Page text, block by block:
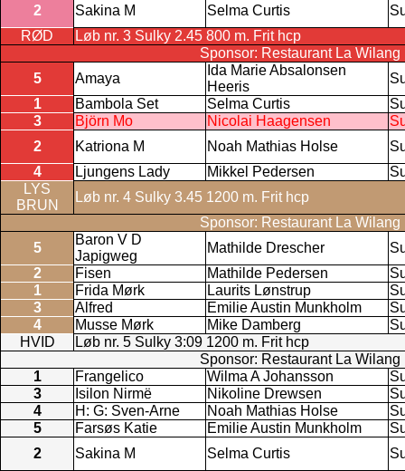
2
Sakina M Selma Curtis
RØD
Løb nr. 3 Sulky 2.45 800 m. Frit hcp
Sponsor: Restaurant La Wilang
5
Amaya
Ida Marie Absalonsen
Heeris
1
Bambola Set Selma Curtis
3
Björn Mo Nicolai Haagensen
2
Katriona M Noah Mathias Holse
4
Ljungens Lady Mikkel Pedersen
LYS
BRUN
Løb nr. 4 Sulky 3.45 1200 m. Frit hcp
Sponsor: Restaurant La Wilang
5
Baron V D
Japigweg
Mathilde Drescher
2
Fisen Mathilde Pedersen
1
Frida Mørk Laurits Lønstrup
3
Alfred Emilie Austin Munkholm
4
Musse Mørk Mike Damberg
HVID
Løb nr. 5 Sulky 3:09 1200 m. Frit hcp
Sponsor: Restaurant La Wilang
1
Frangelico Wilma A Johansson
3
Isilon Nirmë Nikoline Drewsen
4
H: G: Sven-Arne Noah Mathias Holse
5
Farsøs Katie Emilie Austin Munkholm
2
Sakina M Selma Curtis